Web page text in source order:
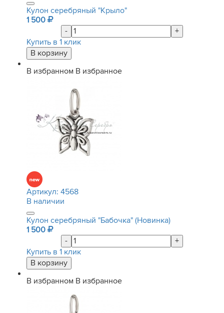
Кулон серебряный "Крыло"
1 500
-
+
Купить в 1 клик
В избранном В избранное
Артикул: 4568
В наличии
Кулон серебряный "Бабочка" (Новинка)
1 500
-
+
Купить в 1 клик
В избранном В избранное